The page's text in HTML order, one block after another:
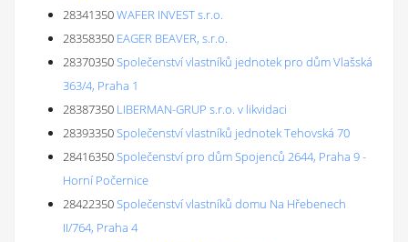
28341350WAFER INVEST s.r.o.
28358350 EAGER BEAVER, s.r.o.
28370350Společenství vlastníků jednotek pro dům Vlašská
363/4, Praha 1
28387350 LIBERMAN-GRUP s.r.o. v likvidaci
28393350Společenství vlastníků jednotek Tehovská 70
28416350Společenství pro dům Spojenců 2644, Praha 9 -
Horní Počernice
28422350Společenství vlastníků domu Na Hřebenech
II/764, Praha 4